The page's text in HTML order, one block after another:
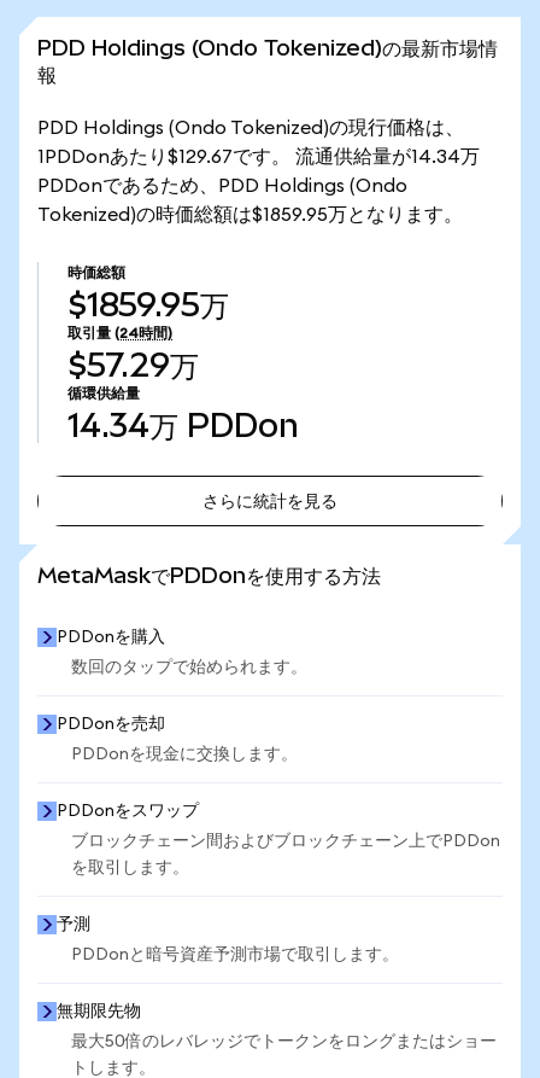
PDD Holdings (Ondo Tokenized)の最新市場情
報
PDD Holdings (Ondo Tokenized)の現行価格は、
1PDDonあたり$129.67です。 流通供給量が14.34万
PDDonであるため、PDD Holdings (Ondo
Tokenized)の時価総額は$1859.95万となります。
時価総額
$1859.95万
取引量 (24時間)
$57.29万
循環供給量
14.34万 PDDon
さらに統計を見る
MetaMaskでPDDonを使用する方法
PDDonを購入
数回のタップで始められます。
PDDonを売却
PDDonを現金に交換します。
PDDonをスワップ
ブロックチェーン間およびブロックチェーン上でPDDon
を取引します。
予測
PDDonと暗号資産予測市場で取引します。
無期限先物
最大50倍のレバレッジでトークンをロングまたはショー
トします。